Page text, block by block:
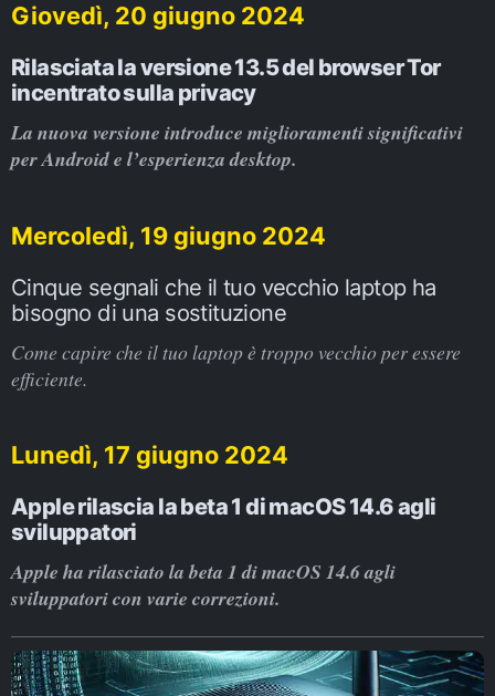
Giovedì, 20 giugno 2024
Rilasciata la versione 13.5 del browser Tor
incentrato sulla privacy
La nuova versione introduce miglioramenti significativi
per Android e l’esperienza desktop.
Mercoledì, 19 giugno 2024
Cinque segnali che il tuo vecchio laptop ha
bisogno di una sostituzione
Come capire che il tuo laptop è troppo vecchio per essere
efficiente.
Lunedì, 17 giugno 2024
Apple rilascia la beta 1 di macOS 14.6 agli
sviluppatori
Apple ha rilasciato la beta 1 di macOS 14.6 agli
sviluppatori con varie correzioni.